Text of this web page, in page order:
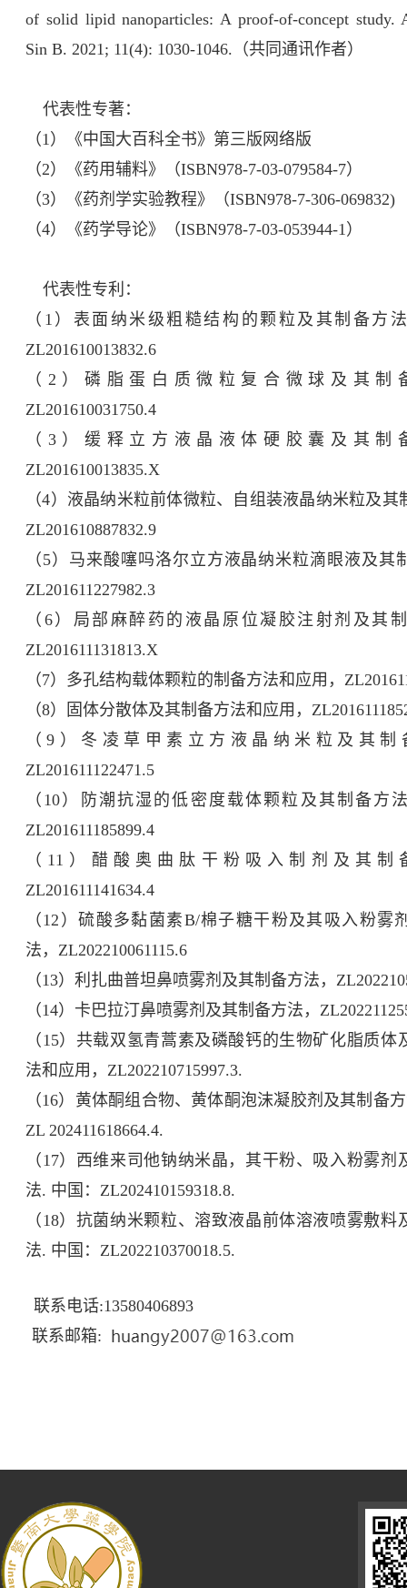
of solid lipid nanoparticles: A proof-of-concept study.
Sin B. 2021; 11(4): 1030-1046.（共同通讯作者）
代表性专著：
（1）《中国大百科全书》第三版网络版
（2）《药用辅料》（ISBN978-7-03-079584-7）
（3）《药剂学实验教程》（ISBN978-7-306-069832)
（4）《药学导论》（ISBN978-7-03-053944-1）
代表性专利：
（1）表面纳米级粗糙结构的颗粒及其制备方
ZL201610013832.6
（2）磷脂蛋白质微粒复合微球及其制
ZL201610031750.4
（3）缓释立方液晶液体硬胶囊及其制
ZL201610013835.X
（4）液晶纳米粒前体微粒、自组装液晶纳米粒及其
ZL201610887832.9
（5）马来酸噻吗洛尔立方液晶纳米粒滴眼液及其
ZL201611227982.3
（6）局部麻醉药的液晶原位凝胶注射剂及其
ZL201611131813.X
（7）多孔结构载体颗粒的制备方法和应用，
（8）固体分散体及其制备方法和应用，
（9）冬凌草甲素立方液晶纳米粒及其制
ZL201611122471.5
（10）防潮抗湿的低密度载体颗粒及其制备方
ZL201611185899.4
（11）醋酸奥曲肽干粉吸入制剂及其制
ZL201611141634.4
（12）硫酸多黏菌素B/棉子糖干粉及其吸入粉雾
法，ZL202210061115.6
（13）利扎曲普坦鼻喷雾剂及其制备方法，
（14）卡巴拉汀鼻喷雾剂及其制备方法，
（15）共载双氢青蒿素及磷酸钙的生物矿化脂质体
法和应用，ZL202210715997.3.
（16）黄体酮组合物、黄体酮泡沫凝胶剂及其制备
ZL 202411618664.4.
（17）西维来司他钠纳米晶，其干粉、吸入粉雾剂
法. 中国：ZL202410159318.8.
（18）抗菌纳米颗粒、溶致液晶前体溶液喷雾敷料
法. 中国：ZL202210370018.5.
联系电话:13580406893
联系邮箱: